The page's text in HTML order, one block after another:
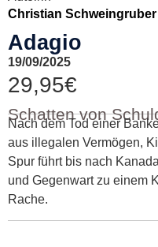
Christian Schweingruber
Adagio
19/09/2025
29,95€
Schatten von
Nach dem Tod einer
aus illegalen Vermögen,
Spur führt bis nach
und Gegenwart zu einem
Rache.